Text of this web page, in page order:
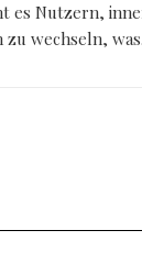
es Nutzern,
wechseln,